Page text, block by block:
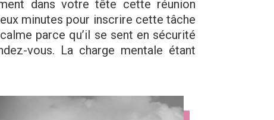
dans votre tête cette réunion
minutes pour inscrire cette tâche
parce qu’il se sent en sécurité
vous. La charge mentale étant